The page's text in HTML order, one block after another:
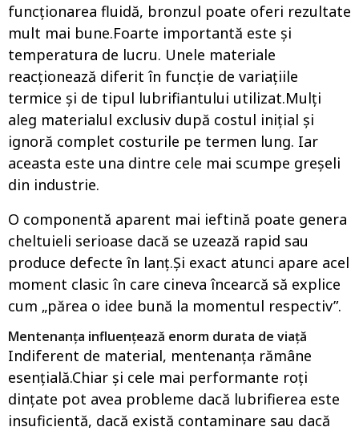
funcționarea fluidă, bronzul poate oferi rezultate
mult mai bune.Foarte importantă este și
temperatura de lucru. Unele materiale
reacționează diferit în funcție de variațiile
termice și de tipul lubrifiantului utilizat.Mulți
aleg materialul exclusiv după costul inițial și
ignoră complet costurile pe termen lung. Iar
aceasta este una dintre cele mai scumpe greșeli
din industrie.
O componentă aparent mai ieftină poate genera
cheltuieli serioase dacă se uzează rapid sau
produce defecte în lanț.Și exact atunci apare acel
moment clasic în care cineva încearcă să explice
cum „părea o idee bună la momentul respectiv”.
Mentenanța influențează enorm durata de viață
Indiferent de material, mentenanța rămâne
esențială.Chiar și cele mai performante roți
dințate pot avea probleme dacă lubrifierea este
insuficientă, dacă există contaminare sau dacă